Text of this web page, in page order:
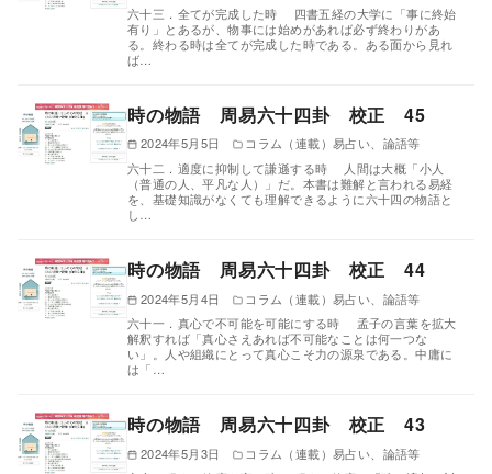
六十三．全てが完成した時 四書五経の大学に「事に終始
有り」とあるが、物事には始めがあれば必ず終わりがあ
る。終わる時は全てが完成した時である。ある面から見れ
ば…
時の物語 周易六十四卦 校正 45
2024年5月5日
コラム（連載）易占い、論語等
六十二．適度に抑制して謙遜する時 人間は大概「小人
（普通の人、平凡な人）」だ。本書は難解と言われる易経
を、基礎知識がなくても理解できるように六十四の物語と
し…
時の物語 周易六十四卦 校正 44
2024年5月4日
コラム（連載）易占い、論語等
六十一．真心で不可能を可能にする時 孟子の言葉を拡大
解釈すれば「真心さえあれば不可能なことは何一つな
い」。人や組織にとって真心こそ力の源泉である。中庸に
は「…
時の物語 周易六十四卦 校正 43
2024年5月3日
コラム（連載）易占い、論語等